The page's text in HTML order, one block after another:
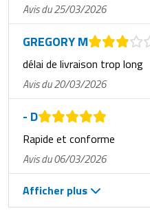
Avis du 25/03/2026
GREGORY M
délai de livraison trop long
Avis du 20/03/2026
- D
Rapide et conforme
Avis du 06/03/2026
Afficher plus